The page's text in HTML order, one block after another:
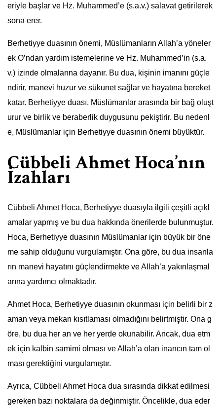
eriyle başlar ve Hz. Muhammed’e (s.a.v.) salavat getirilerek
sona erer.
Berhetiyye duasının önemi, Müslümanların Allah’a yöneler
ek O’ndan yardım istemelerine ve Hz. Muhammed’in (s.a.
v.) izinde olmalarına dayanır. Bu dua, kişinin imanını güçle
ndirir, manevi huzur ve sükunet sağlar ve hayatına bereket
katar. Berhetiyye duası, Müslümanlar arasında bir bağ oluşt
urur ve birlik ve beraberlik duygusunu pekiştirir. Bu nedenl
e, Müslümanlar için Berhetiyye duasının önemi büyüktür.
Cübbeli Ahmet Hoca’nın
İzahları
Cübbeli Ahmet Hoca, Berhetiyye duasıyla ilgili çeşitli açıkl
amalar yapmış ve bu dua hakkında önerilerde bulunmuştur.
Hoca, Berhetiyye duasının Müslümanlar için büyük bir öne
me sahip olduğunu vurgulamıştır. Ona göre, bu dua insanla
rın manevi hayatını güçlendirmekte ve Allah’a yakınlaşmal
arına yardımcı olmaktadır.
Ahmet Hoca, Berhetiyye duasının okunması için belirli bir z
aman veya mekan kısıtlaması olmadığını belirtmiştir. Ona g
öre, bu dua her an ve her yerde okunabilir. Ancak, dua etm
ek için kalbin samimi olması ve Allah’a olan inancın tam ol
ması gerektiğini vurgulamıştır.
Ayrıca, Cübbeli Ahmet Hoca dua sırasında dikkat edilmesi
gereken bazı noktalara da değinmiştir. Öncelikle, dua eder